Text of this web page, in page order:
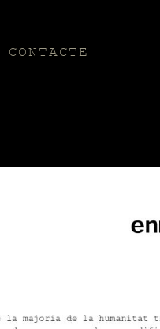
CONTACTE